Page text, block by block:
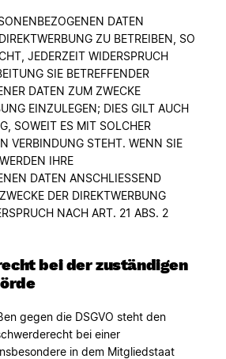
DATEN
ZU BETREIBEN, SO
JEDERZEIT WIDERSPRUCH
SIE BETREFFENDER
DATEN ZUM ZWECKE
EINZULEGEN; DIES GILT AUCH
SOWEIT ES MIT SOLCHER
VERBINDUNG STEHT. WENN SIE
IHRE
DATEN ANSCHLIESSEND
DER DIREKTWERBUNG
NACH ART. 21 ABS. 2
bei der zuständigen
gegen die DSGVO steht den
bei einer
in dem Mitgliedstaat